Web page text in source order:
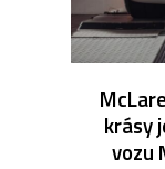
krásy
vozu